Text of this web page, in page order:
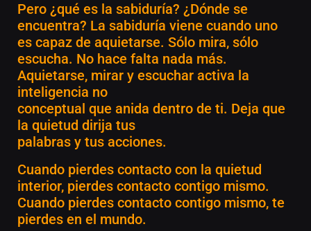
Pero ¿qué es la sabiduría? ¿Dónde se
encuentra? La sabiduría viene cuando uno
es capaz de aquietarse. Sólo mira, sólo
escucha. No hace falta nada más.
Aquietarse, mirar y escuchar activa la
inteligencia no
conceptual que anida dentro de ti. Deja que
la quietud dirija tus
palabras y tus acciones.
Cuando pierdes contacto con la quietud
interior, pierdes contacto contigo mismo.
Cuando pierdes contacto contigo mismo, te
pierdes en el mundo.